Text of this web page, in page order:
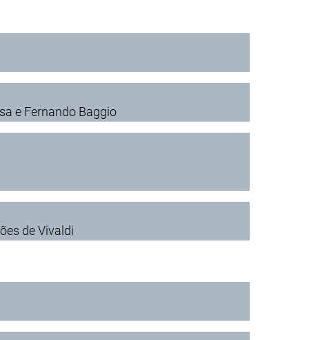
e Fernando Baggio
de Vivaldi